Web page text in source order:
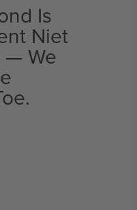
Is
Niet
— We